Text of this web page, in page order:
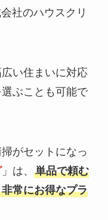
社のハウスクリ
い住まいに対応
選ぶことも可能で
がセットになっ
」は、 単品で頼む
常にお得なプラ